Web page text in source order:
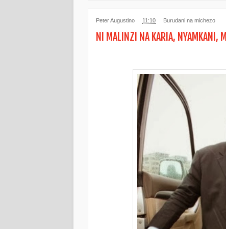
Peter Augustino 11:10 Burudani na michezo
NI MALINZI NA KARIA, NYAMKANI,
KITABU: SIRI